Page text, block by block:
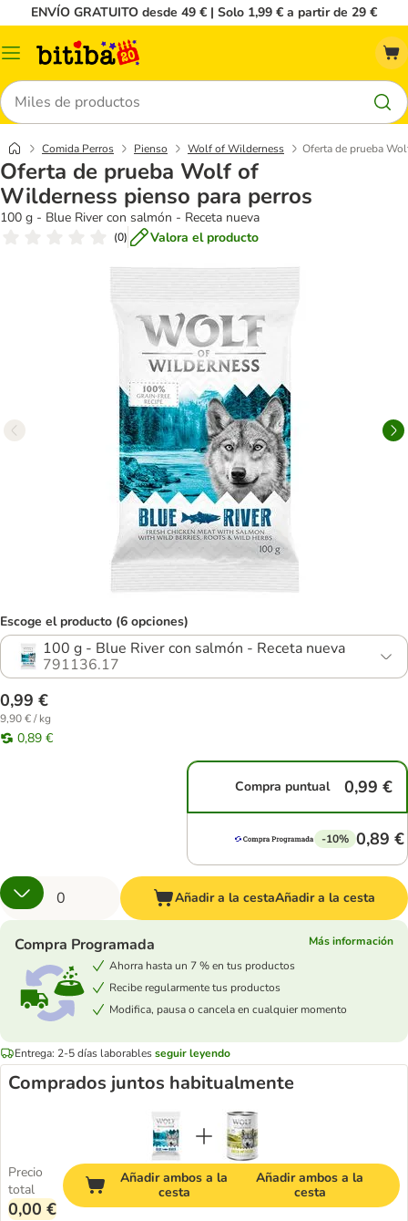
ENVÍO GRATUITO desde 49 € | Solo 1,99 € a partir de 29 €
Menú
Buscar
Comida Perros Pienso Wolf of Wilderness Oferta de prueba
Oferta de prueba Wolf of
Wilderness pienso para perros
100 g - Blue River con salmón - Receta nueva
(0) Valora el producto
Escoge el producto (6 opciones)
100 g - Blue River con salmón - Receta nueva
791136.17
0,99 €
9,90 € / kg
0,89 €
Compra puntual 0,99 €
-10% 0,89 €
Añadir a la cestaAñadir a la cesta
Compra Programada
Más información
Ahorra hasta un 7 % en tus productos
Recibe regularmente tus productos
Modifica, pausa o cancela en cualquier momento
Entrega: 2-5 días laborablesseguir leyendo
Comprados juntos habitualmente
Precio
total
0,00 €
Añadir ambos a la
cesta
Añadir ambos a la
cesta